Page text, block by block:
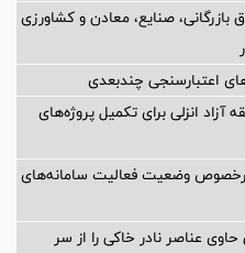
صنایع، معادن و کشاورزی
اعتبارسنجی چندبعدی
انزلی برای تكمیل پروژه‌های
وضعیت فعالیت سامانه‌های
عناصر نادر خاکی را از سر